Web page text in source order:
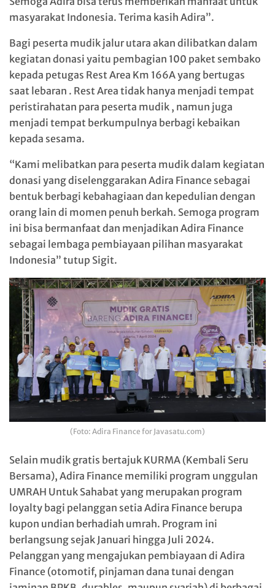
masyarakat Indonesia. Terima kasih Adira”.
Bagi peserta mudik jalur utara akan dilibatkan dalam
kegiatan donasi yaitu pembagian 100 paket sembako
kepada petugas Rest Area Km 166A yang bertugas
saat lebaran . Rest Area tidak hanya menjadi tempat
peristirahatan para peserta mudik , namun juga
menjadi tempat berkumpulnya berbagi kebaikan
kepada sesama.
“Kami melibatkan para peserta mudik dalam kegiatan
donasi yang diselenggarakan Adira Finance sebagai
bentuk berbagi kebahagiaan dan kepedulian dengan
orang lain di momen penuh berkah. Semoga program
ini bisa bermanfaat dan menjadikan Adira Finance
sebagai lembaga pembiayaan pilihan masyarakat
Indonesia” tutup Sigit.
(Foto: Adira Finance for Javasatu.com)
Selain mudik gratis bertajuk KURMA (Kembali Seru
Bersama), Adira Finance memiliki program unggulan
UMRAH Untuk Sahabat yang merupakan program
loyalty bagi pelanggan setia Adira Finance berupa
kupon undian berhadiah umrah. Program ini
berlangsung sejak Januari hingga Juli 2024.
Pelanggan yang mengajukan pembiayaan di Adira
Finance (otomotif, pinjaman dana tunai dengan